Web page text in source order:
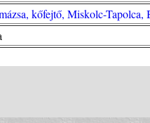
kőfejtő, Miskolc-Tapolca,